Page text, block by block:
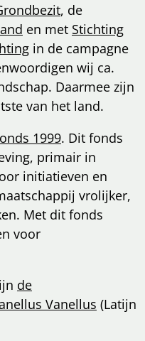
, de
en met Stichting
in de campagne
wij ca.
Daarmee zijn
van het land.
1999. Dit fonds
primair in
initiatieven en
vrolijker,
Met dit fonds
voor
de
Vanellus (Latijn